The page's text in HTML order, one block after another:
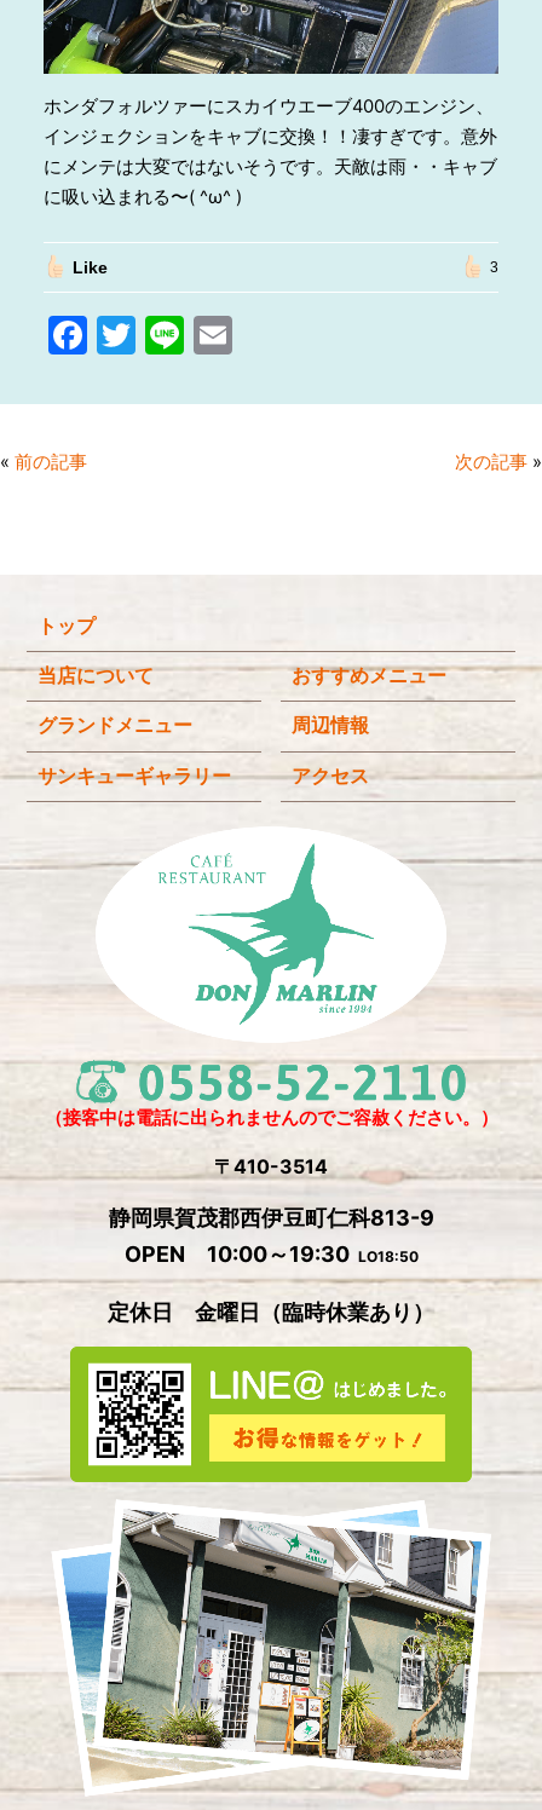
ホンダフォルツァーにスカイウエーブ400のエンジン、
インジェクションをキャブに交換！！凄すぎです。意外
にメンテは大変ではないそうです。天敵は雨・・キャブ
に吸い込まれる〜( ^ω^ )
Like 3
F
c
e
k
T
itt
Li
e
E
ai
« 前の記事 次の記事 »
トップ
当店について おすすめメニュー
グランドメニュー 周辺情報
サンキューギャラリー アクセス
（接客中は電話に出られませんのでご容赦ください。）
〒410-3514
静岡県賀茂郡西伊豆町仁科813-9
OPEN 10:00～19:30 LO18:50
定休日 金曜日 （臨時休業あり）